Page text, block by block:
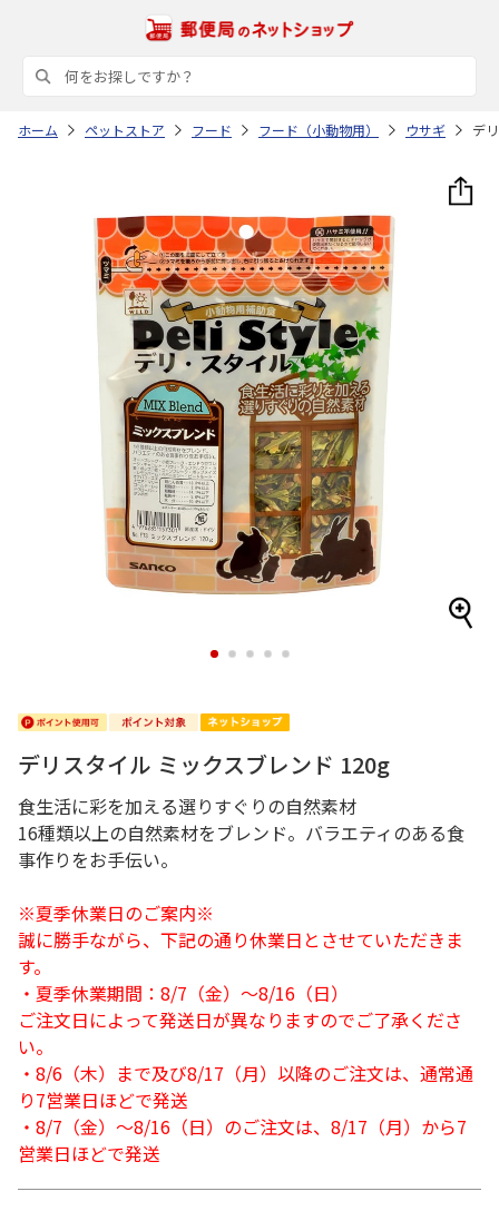
ホーム ペットストア フード フード（小動物用） ウサギ デ
1 2 3 4 5
デリスタイル ミックスブレンド 120g
食生活に彩を加える選りすぐりの自然素材
16種類以上の自然素材をブレンド。バラエティのある食
事作りをお手伝い。
※夏季休業日のご案内※
誠に勝手ながら、下記の通り休業日とさせていただきま
す。
・夏季休業期間：8/7（金）～8/16（日）
ご注文日によって発送日が異なりますのでご了承くださ
い。
・8/6（木）まで及び8/17（月）以降のご注文は、通常通
り7営業日ほどで発送
・8/7（金）～8/16（日）のご注文は、8/17（月）から7
営業日ほどで発送